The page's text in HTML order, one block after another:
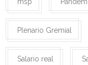
Plenario Gremial
Salario real